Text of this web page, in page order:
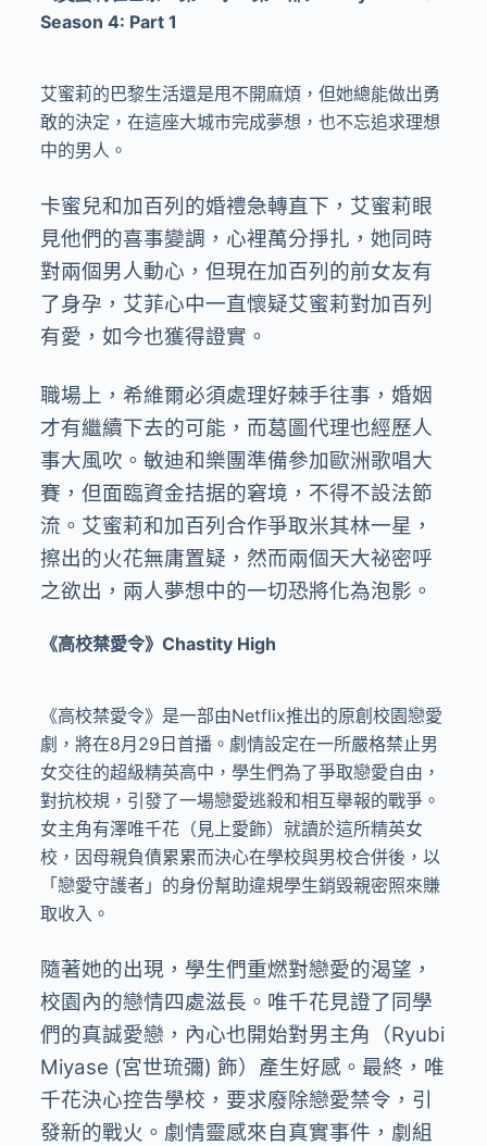
Season 4: Part 1
艾蜜莉的巴黎生活還是甩不開麻煩，但她總能做出勇
敢的決定，在這座大城市完成夢想，也不忘追求理想
中的男人。
卡蜜兒和加百列的婚禮急轉直下，艾蜜莉眼
見他們的喜事變調，心裡萬分掙扎，她同時
對兩個男人動心，但現在加百列的前女友有
了身孕，艾菲心中一直懷疑艾蜜莉對加百列
有愛，如今也獲得證實。
職場上，希維爾必須處理好棘手往事，婚姻
才有繼續下去的可能，而葛圖代理也經歷人
事大風吹。敏迪和樂團準備參加歐洲歌唱大
賽，但面臨資金拮据的窘境，不得不設法節
流。艾蜜莉和加百列合作爭取米其林一星，
擦出的火花無庸置疑，然而兩個天大祕密呼
之欲出，兩人夢想中的一切恐將化為泡影。
《高校禁愛令》Chastity High
《高校禁愛令》是一部由Netflix推出的原創校園戀愛
劇，將在8月29日首播。劇情設定在一所嚴格禁止男
女交往的超級精英高中，學生們為了爭取戀愛自由，
對抗校規，引發了一場戀愛逃殺和相互舉報的戰爭。
女主角有澤唯千花（見上愛飾）就讀於這所精英女
校，因母親負債累累而決心在學校與男校合併後，以
「戀愛守護者」的身份幫助違規學生銷毀親密照來賺
取收入。
隨著她的出現，學生們重燃對戀愛的渴望，
校園內的戀情四處滋長。唯千花見證了同學
們的真誠愛戀，內心也開始對男主角（Ryubi
Miyase (宮世琉彌) 飾）產生好感。最終，唯
千花決心控告學校，要求廢除戀愛禁令，引
發新的戰火。劇情靈感來自真實事件，劇組